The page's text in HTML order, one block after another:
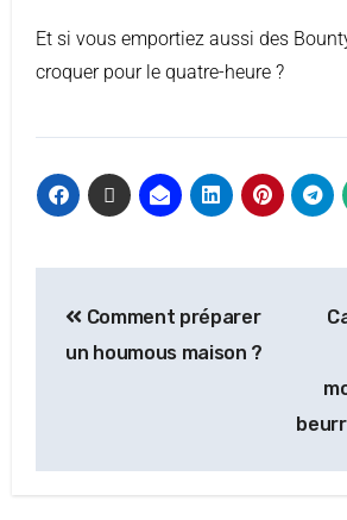
Et si vous emportiez aussi des
croquer pour le quatre-heure ?
Comment préparer
un houmous maison ?